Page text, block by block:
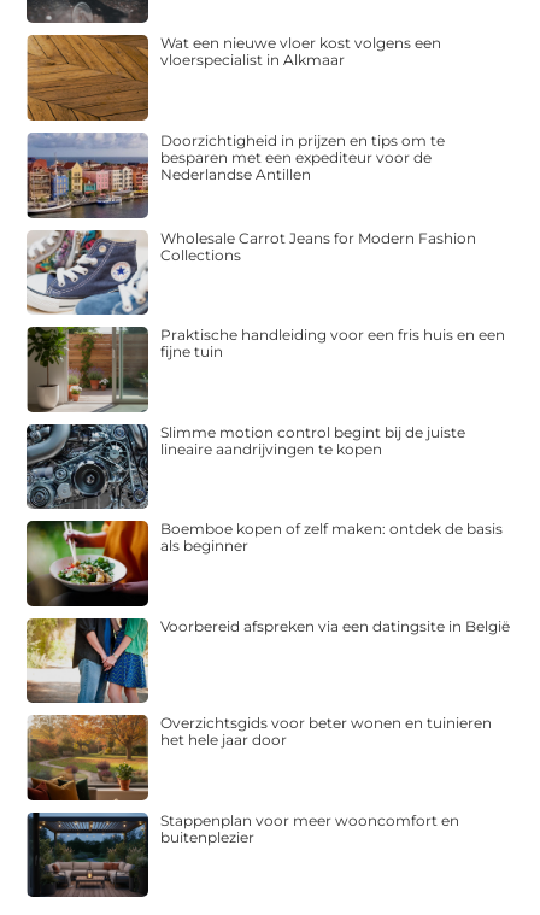
Wat een nieuwe vloer kost volgens een
vloerspecialist in Alkmaar
Doorzichtigheid in prijzen en tips om te
besparen met een expediteur voor de
Nederlandse Antillen
Wholesale Carrot Jeans for Modern Fashion
Collections
Praktische handleiding voor een fris huis en een
fijne tuin
Slimme motion control begint bij de juiste
lineaire aandrijvingen te kopen
Boemboe kopen of zelf maken: ontdek de basis
als beginner
Voorbereid afspreken via een datingsite in België
Overzichtsgids voor beter wonen en tuinieren
het hele jaar door
Stappenplan voor meer wooncomfort en
buitenplezier